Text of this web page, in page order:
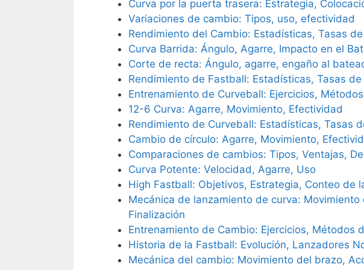
Curva por la puerta trasera: Estrategia,
Variaciones de cambio: Tipos, uso, efectividad
Rendimiento del Cambio: Estadísticas, Tasas
Curva Barrida: Ángulo, Agarre, Impacto en el
Corte de recta: Ángulo, agarre, engaño al
Rendimiento de Fastball: Estadísticas, Tasas
Entrenamiento de Curveball: Ejercicios,
12-6 Curva: Agarre, Movimiento, Efectividad
Rendimiento de Curveball: Estadísticas, Tasas
Cambio de círculo: Agarre, Movimiento,
Comparaciones de cambios: Tipos, Ventajas,
Curva Potente: Velocidad, Agarre, Uso
High Fastball: Objetivos, Estrategia, Conteo de
Mecánica de lanzamiento de curva:
Finalización
Entrenamiento de Cambio: Ejercicios, Métodos
Historia de la Fastball: Evolución, Lanzadores
Mecánica del cambio: Movimiento del brazo,